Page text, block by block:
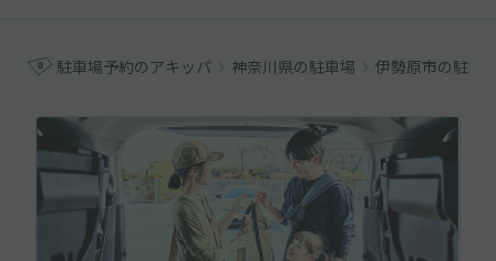
駐車場予約のアキッパ 神奈川県の駐車場 伊勢原市の駐車